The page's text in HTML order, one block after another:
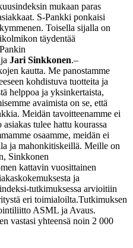
mukaan paras
S-Pankki ponkaisi
Toisella sijalla on
täydentää
Jari Sinkkonen.–
kautta. Me panostamme
kohdistuva tuotteita ja
helppoa ja yksinkertaista,
avaimista on se, että
Meidän tavoitteenamme ei
tulee hattu kourassa
osaamme, meidän ei
ja mahonkitiskeillä. Meille on
Sinkkonen
kattavin vuosittainen
ja
tutkimuksessa arvioitiin
eri toimialoilta.Tutkimuksen
ASML ja Avaus.
vastasi yhteensä noin 2 000